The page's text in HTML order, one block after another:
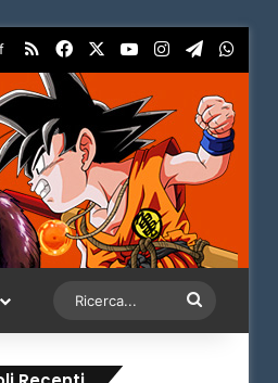
RSSFacebookYou TubeInstagram
Telegram